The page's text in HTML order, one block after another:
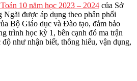
10 năm học 2023 – 2024 của Sở
được áp dụng theo phân phối
Bộ Giáo dục và Đào tạo, đảm bảo
trình học kỳ 1, bên cạnh đó ma trận
như nhận biết, thông hiểu, vận dụng,